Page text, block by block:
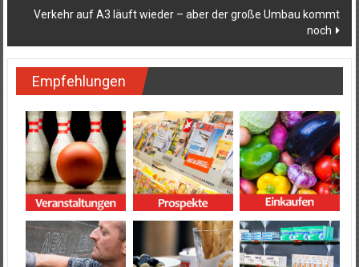
Verkehr auf A3 läuft wieder – aber der große Umbau kommt
noch
Empfehlungen